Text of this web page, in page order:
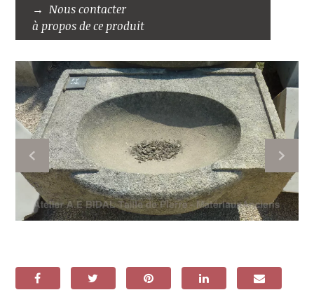
Nous contacter
à propos de ce produit